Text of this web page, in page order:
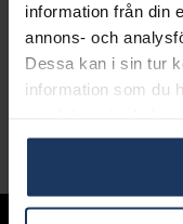
information från din
annons- och
Dessa kan i sin tur
information som du
Armband i stål
399:-